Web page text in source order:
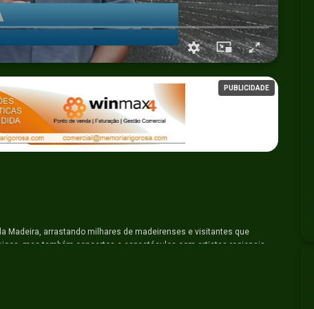
PUBLICIDADE
Madeira, arrastando milhares de madeirenses e visitantes que
mas também concertos e espectáculos com artistas regionais,